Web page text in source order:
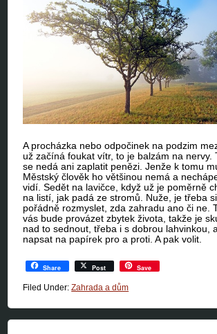
A procházka nebo odpočinek na podzim
už začíná foukat vítr, to je balzám na nervy.
se nedá ani zaplatit penězi. Jenže k tomu
Městský člověk ho většinou nemá a
vidí. Sedět na lavičce, když už je poměrně
na listí, jak padá ze stromů. Nuže, je třeba
pořádně rozmyslet, zda zahradu ano či ne.
vás bude provázet zbytek života, takže je
nad to sednout, třeba i s dobrou lahvinkou,
napsat na papírek pro a proti. A pak volit.
Share Post Save
Filed Under:Zahrada a dům